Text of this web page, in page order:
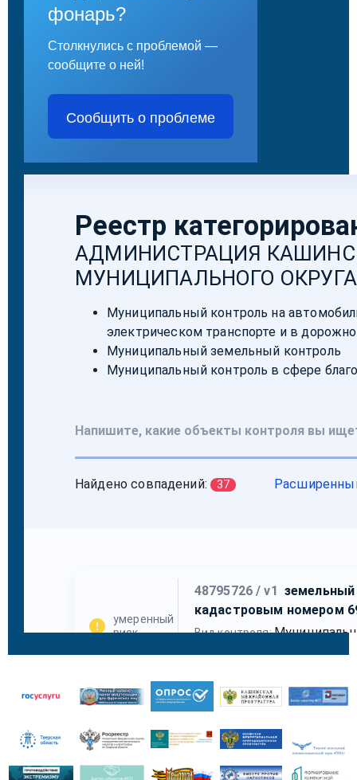
фонарь?
Столкнулись с проблемой —
сообщите о ней!
Сообщить о проблеме